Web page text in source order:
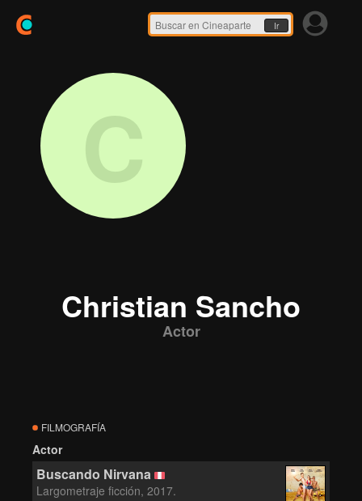
Ir
C
Christian Sancho
Actor
FILMOGRAFÍA
Actor
Buscando Nirvana
Largometraje ficción, 2017.